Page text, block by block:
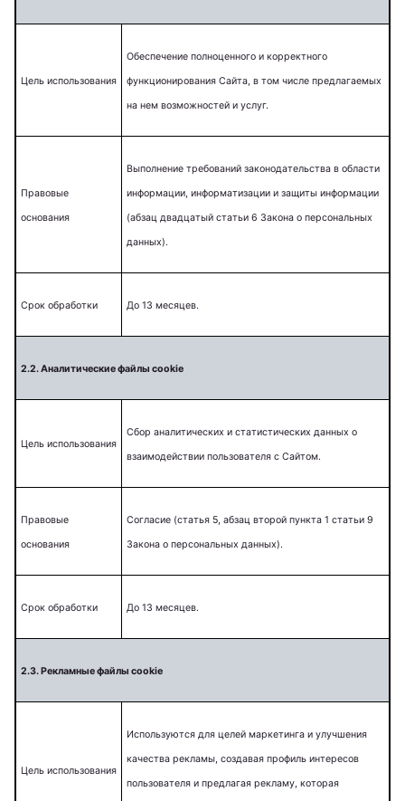
Цель использования
Обеспечение полноценного и корректного
функционирования Сайта, в том числе предлагаемых
на нем возможностей и услуг.
Правовые
основания
Выполнение требований законодательства в области
информации, информатизации и защиты информации
(абзац двадцатый статьи 6 Закона о персональных
данных).
Срок обработки До 13 месяцев.
2.2. Аналитические файлы cookie
Цель использования
Сбор аналитических и статистических данных о
взаимодействии пользователя с Сайтом.
Правовые
основания
Согласие (статья 5, абзац второй пункта 1 статьи 9
Закона о персональных данных).
Срок обработки До 13 месяцев.
2.3. Рекламные файлы cookie
Цель использования
Используются для целей маркетинга и улучшения
качества рекламы, создавая профиль интересов
пользователя и предлагая рекламу, которая